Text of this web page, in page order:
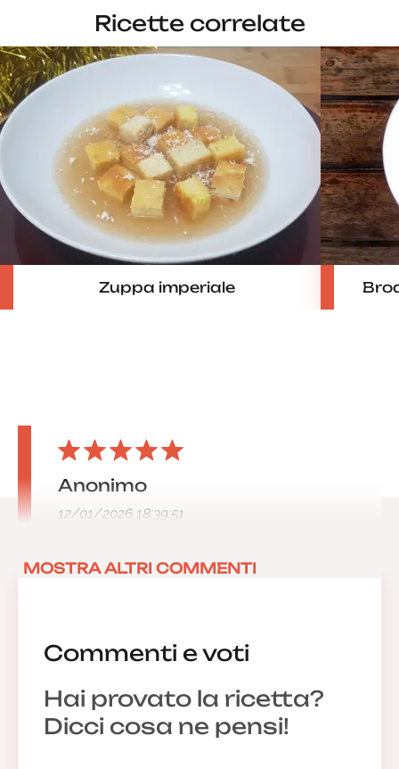
Ricette correlate
Zuppa imperiale
Commenti e voti
Hai provato la ricetta?
Dicci cosa ne pensi!
Anonimo
12/01/2026 18:39:51
MOSTRA ALTRI COMMENTI